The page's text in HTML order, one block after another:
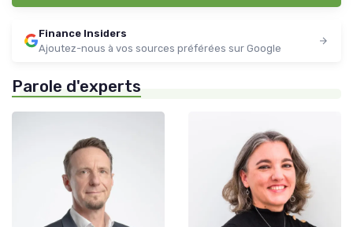
Finance Insiders
Ajoutez-nous à vos sources préférées sur Google
Parole d'experts